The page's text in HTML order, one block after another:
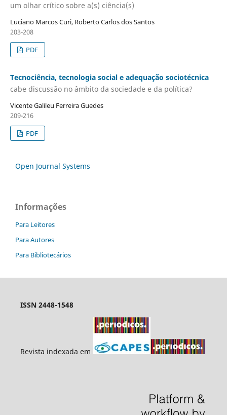
um olhar crítico sobre a(s) ciência(s)
Luciano Marcos Curi, Roberto Carlos dos Santos
203-208
PDF
Tecnociência, tecnologia social e adequação sociotécnica
cabe discussão no âmbito da sociedade e da política?
Vicente Galileu Ferreira Guedes
209-216
PDF
Open Journal Systems
Informações
Para Leitores
Para Autores
Para Bibliotecários
ISSN 2448-1548
Revista indexada em